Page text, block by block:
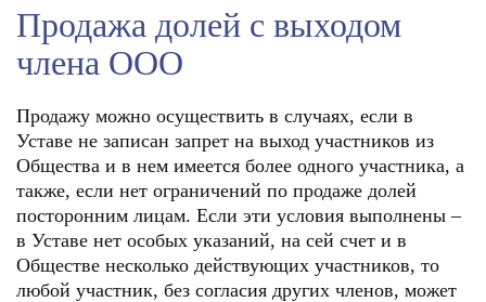
Продажа долей с выходом
члена ООО
Продажу можно осуществить в случаях, если в
Уставе не записан запрет на выход участников из
Общества и в нем имеется более одного участника, а
также, если нет ограничений по продаже долей
посторонним лицам. Если эти условия выполнены –
в Уставе нет особых указаний, на сей счет и в
Обществе несколько действующих участников, то
любой участник, без согласия других членов, может